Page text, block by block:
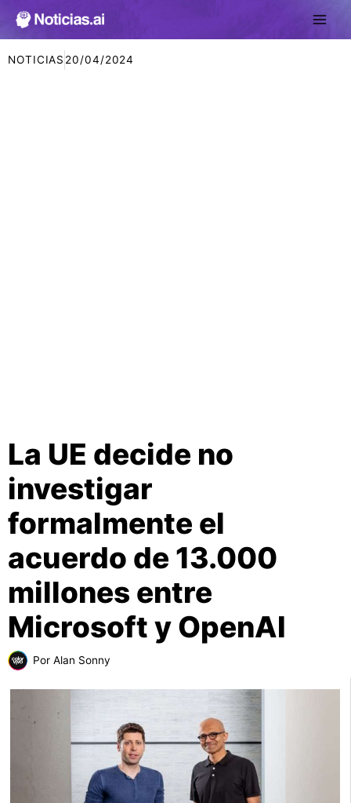
NOTICIAS 20/04/2024
La UE decide no
investigar
formalmente el
acuerdo de 13.000
millones entre
Microsoft y OpenAI
Por Alan Sonny